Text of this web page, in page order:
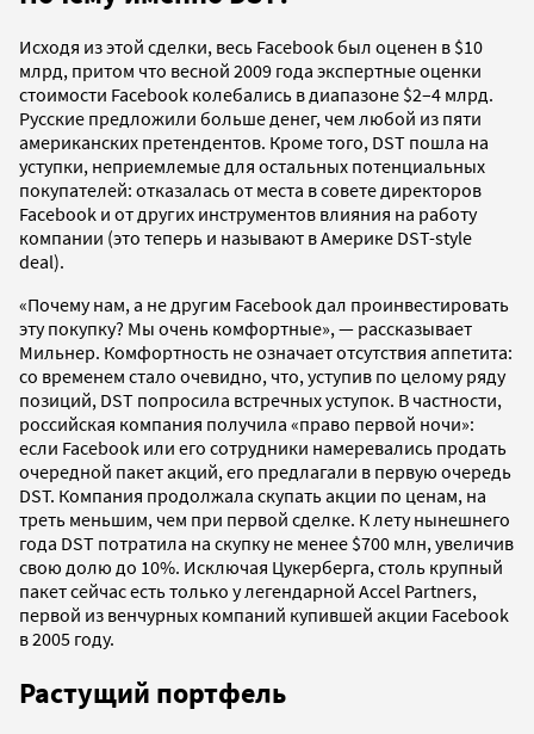
Исходя из этой сделки, весь Facebook был оценен в $10
млрд, притом что весной 2009 года экспертные оценки
стоимости Facebook колебались в диапазоне $2–4 млрд.
Русские предложили больше денег, чем любой из пяти
американских претендентов. Кроме того, DST пошла на
уступки, неприемлемые для остальных потенциальных
покупателей: отказалась от места в совете директоров
Facebook и от других инструментов влияния на работу
компании (это теперь и называют в Америке DST-style
deal).
«Почему нам, а не другим Facebook дал проинвестировать
эту покупку? Мы очень комфортные», — рассказывает
Мильнер. Комфортность не означает отсутствия аппетита:
со временем стало очевидно, что, уступив по целому ряду
позиций, DST попросила встречных уступок. В частности,
российская компания получила «право первой ночи»:
если Facebook или его сотрудники намеревались продать
очередной пакет акций, его предлагали в первую очередь
DST. Компания продолжала скупать акции по ценам, на
треть меньшим, чем при первой сделке. К лету нынешнего
года DST потратила на скупку не менее $700 млн, увеличив
свою долю до 10%. Исключая Цукерберга, столь крупный
пакет сейчас есть только у легендарной Accel Partners,
первой из венчурных компаний купившей акции Facebook
в 2005 году.
Растущий портфель